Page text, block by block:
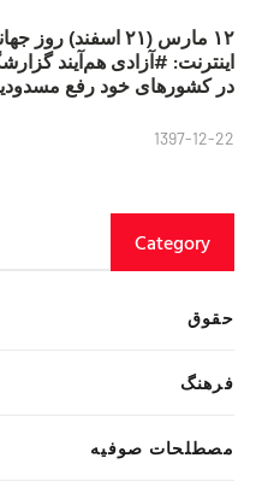
۱۲ مارس (۲۱ اسفند)
در کشورهای خود رفع
1397-12-22
Category
حقوق
فرهنگ
مصطلحات صوفیه